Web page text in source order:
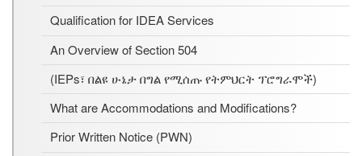
Qualification for IDEA Services
An Overview of Section 504
(IEPs፣ በልዩ ሁኔታ በግል የሚሰጡ የትምህርት ፕሮግራሞች)
What are Accommodations and Modifications?
Prior Written Notice (PWN)